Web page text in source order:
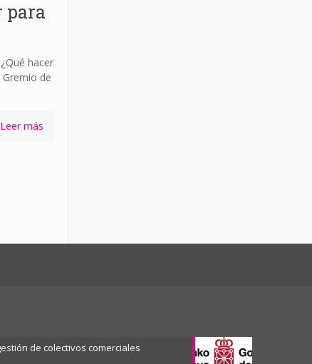
para
hacer
de
Leer más
de colectivos comerciales